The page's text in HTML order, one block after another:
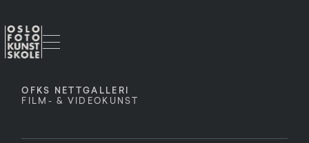
OFKS NETTGALLERI
FILM- & VIDEOKUNST